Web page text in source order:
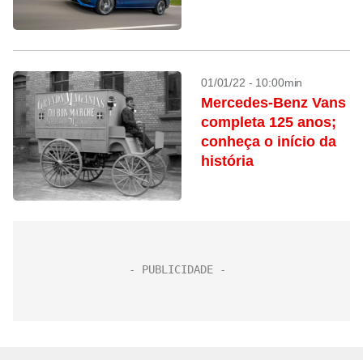
01/01/22 - 10:00min
Mercedes-Benz Vans
completa 125 anos;
conheça o início da
história